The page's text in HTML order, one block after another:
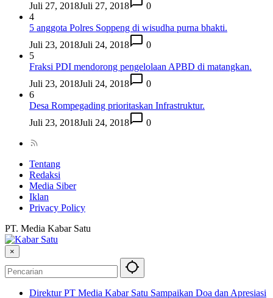
Juli 27, 2018Juli 27, 2018
0
4
5 anggota Polres Soppeng di wisudha purna bhakti.
Juli 23, 2018Juli 24, 2018
0
5
Fraksi PDI mendorong pengelolaan APBD di matangkan.
Juli 23, 2018Juli 24, 2018
0
6
Desa Rompegading prioritaskan Infrastruktur.
Juli 23, 2018Juli 24, 2018 0
Tentang
Redaksi
Media Siber
Iklan
Privacy Policy
PT. Media Kabar Satu
×
Direktur PT Media Kabar Satu Sampaikan Doa dan Apresiasi